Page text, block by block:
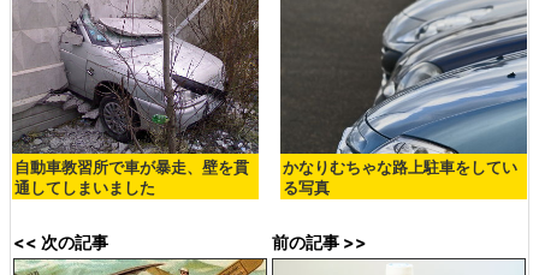
自動車教習所で車が暴走、壁を貫
通してしまいました
かなりむちゃな路上駐車をしてい
る写真
<< 次の記事 前の記事 >>